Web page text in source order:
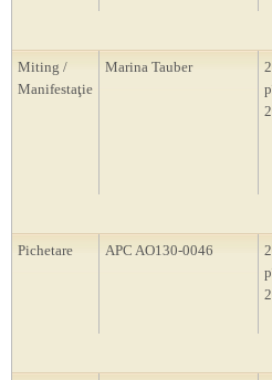
Miting /
Manifestaţie
Marina Tauber
Pichetare APC AO130-0046